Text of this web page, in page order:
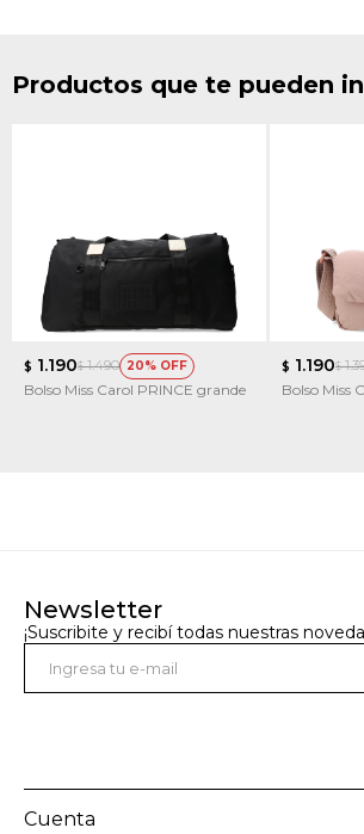
Productos que te pueden
$ 1.190$ 1.490 20
Bolso Miss Carol PRINCE grande
$ 1.190$
Bolso Miss
Newsletter
¡Suscribite y recibí todas nuestras
Cuenta